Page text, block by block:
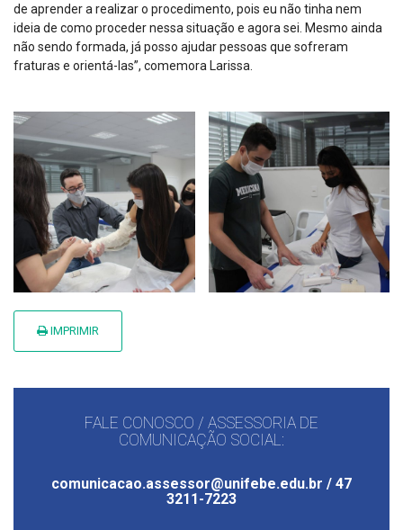
de aprender a realizar o procedimento, pois eu não tinha nem
ideia de como proceder nessa situação e agora sei. Mesmo ainda
não sendo formada, já posso ajudar pessoas que sofreram
fraturas e orientá-las”, comemora Larissa.
IMPRIMIR
FALE CONOSCO / ASSESSORIA DE
COMUNICAÇÃO SOCIAL:
comunicacao.assessor@unifebe.edu.br / 47
3211-7223